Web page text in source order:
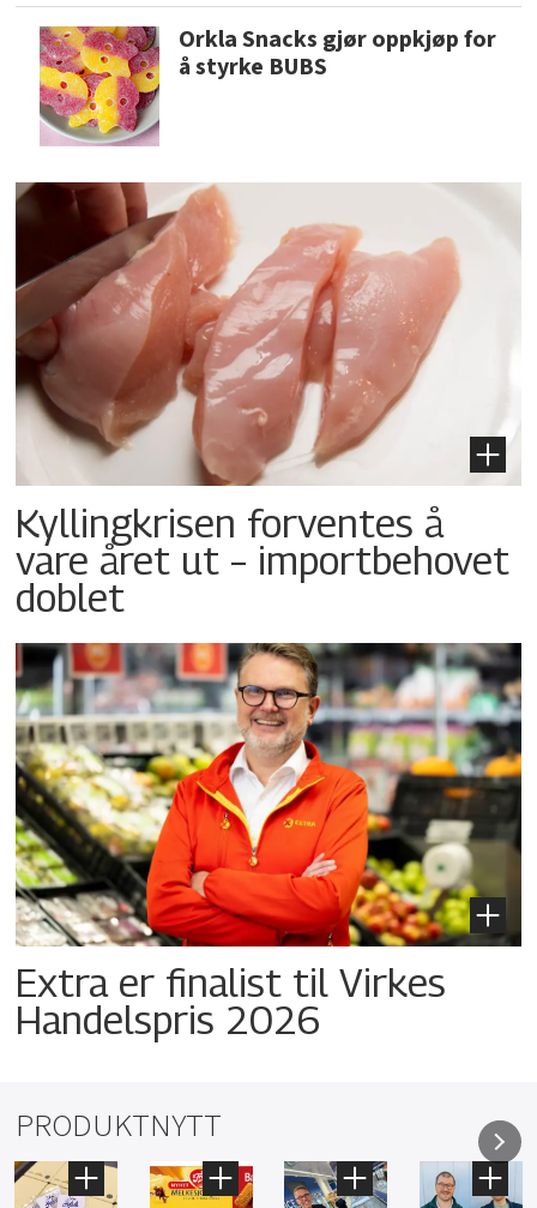
Orkla Snacks gjør oppkjøp for
å styrke BUBS
Kyllingkrisen forventes å
vare året ut – importbehovet
doblet
Extra er finalist til Virkes
Handelspris 2026
PRODUKTNYTT